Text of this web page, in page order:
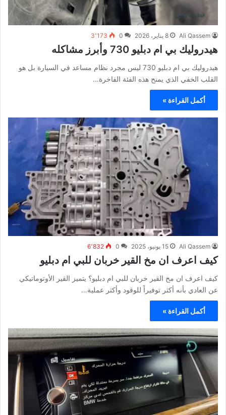
Ali Qassem 8 يناير، 2026 0 3٬173
هيدروليك بي ام دبليو 730 وأبرز مشاكله
هيدروليك بي ام دبليو 730 ليس مجرد نظام مساعد في السيارة بل هو
القلب الخفي الذي يمنح هذه الفئة الفاخرة…
أكمل القراءة »
Ali Qassem 15 يونيو، 2025 0 6٬832
كيف اعرف ان مخ القير خربان للبي ام دبليو
كيف اعرف ان مخ القير خربان للبي ام دبليو؟ يتميز القير الأوتوماتيكي
عن العادي بأنه أكثر توفيراً للوقود وأكثر عملية…
أكمل القراءة »